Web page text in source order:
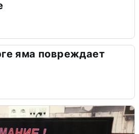
яма повреждает